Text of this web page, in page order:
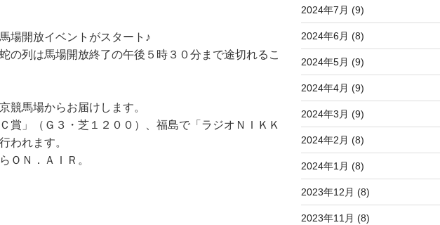
場開放イベントがスタート♪
の列は馬場開放終了の午後５時３０分まで途切れるこ
競馬場からお届けします。
賞」（Ｇ３・芝１２００）、福島で「ラジオＮＩＫＫ
われます。
ＯＮ．ＡＩＲ。
2024年7月 (9)
2024年6月 (8)
2024年5月 (9)
2024年4月 (9)
2024年3月 (9)
2024年2月 (8)
2024年1月 (8)
2023年12月 (8)
2023年11月 (8)